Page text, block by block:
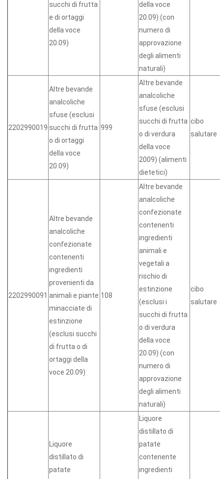
succhi di frutta
e di ortaggi
della voce
20.09)
della voce
20.09) (con
numero di
approvazione
degli alimenti
naturali)
2202990019
Altre bevande
analcoliche
sfuse (esclusi
succhi di frutta
o di ortaggi
della voce
20.09)
999
Altre bevande
analcoliche
sfuse (esclusi
succhi di frutta
o di verdura
della voce
2009) (alimenti
dietetici)
cibo
salutare
2202990091
Altre bevande
analcoliche
confezionate
contenenti
ingredienti
provenienti da
animali e piante
minacciate di
estinzione
(esclusi succhi
di frutta o di
ortaggi della
voce 20.09)
108
Altre bevande
analcoliche
confezionate
contenenti
ingredienti
animali e
vegetali a
rischio di
estinzione
(esclusi i
succhi di frutta
o di verdura
della voce
20.09) (con
numero di
approvazione
degli alimenti
naturali)
cibo
salutare
Liquore
distillato di
patate
Liquore
distillato di
patate
contenente
ingredienti